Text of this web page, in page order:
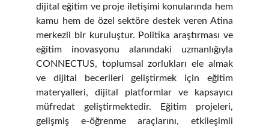
dijital eğitim ve proje iletişimi konularında hem
kamu hem de özel sektöre destek veren Atina
merkezli bir kuruluştur. Politika araştırması ve
eğitim inovasyonu alanındaki uzmanlığıyla
CONNECTUS, toplumsal zorlukları ele almak
ve dijital becerileri geliştirmek için eğitim
materyalleri, dijital platformlar ve kapsayıcı
müfredat geliştirmektedir. Eğitim projeleri,
gelişmiş e-öğrenme araçlarını, etkileşimli